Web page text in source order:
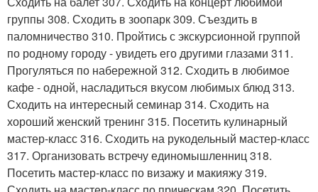
группы 308. Сходить в зоопарк 309. Съездить в
паломничество 310. Пройтись с экскурсионной группой
по родному городу - увидеть его другими глазами 311.
Прогуляться по набережной 312. Сходить в любимое
кафе - одной, насладиться вкусом любимых блюд 313.
Сходить на интересный семинар 314. Сходить на
хороший женский тренинг 315. Посетить кулинарный
мастер-класс 316. Сходить на рукодельный мастер-класс
317. Организовать встречу единомышленниц 318.
Посетить мастер-класс по визажу и макияжу 319.